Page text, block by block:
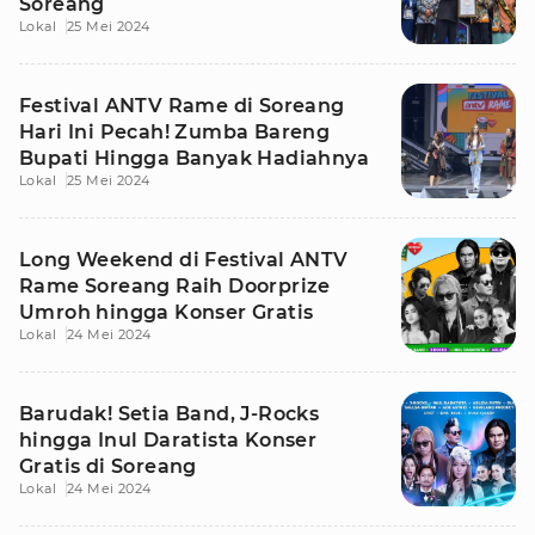
Lokal 25 Mei 2024
Festival ANTV Rame di Soreang
Hari Ini Pecah! Zumba Bareng
Bupati Hingga Banyak Hadiahnya
Lokal 25 Mei 2024
Long Weekend di Festival ANTV
Rame Soreang Raih Doorprize
Umroh hingga Konser Gratis
Lokal 24 Mei 2024
Barudak! Setia Band, J-Rocks
hingga Inul Daratista Konser
Gratis di Soreang
Lokal 24 Mei 2024